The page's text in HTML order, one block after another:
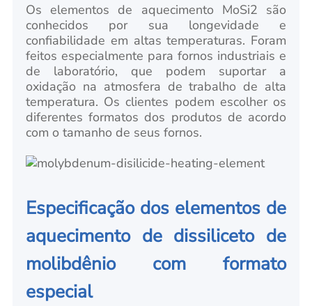
Os elementos de aquecimento MoSi2 são
conhecidos por sua longevidade e
confiabilidade em altas temperaturas. Foram
feitos especialmente para fornos industriais e
de laboratório, que podem suportar a
oxidação na atmosfera de trabalho de alta
temperatura. Os clientes podem escolher os
diferentes formatos dos produtos de acordo
com o tamanho de seus fornos.
Especificação dos elementos de
aquecimento de dissiliceto de
molibdênio com formato
especial